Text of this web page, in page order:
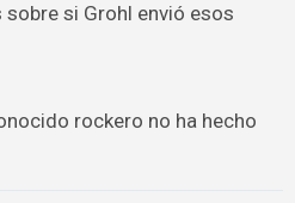
si Grohl envió esos
rockero no ha hecho